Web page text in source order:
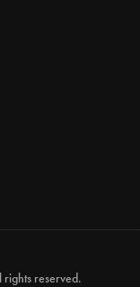
reserved.